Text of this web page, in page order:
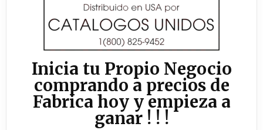
Inicia tu Propio Negocio
comprando a precios de
Fabrica hoy y empieza a
ganar ! ! !